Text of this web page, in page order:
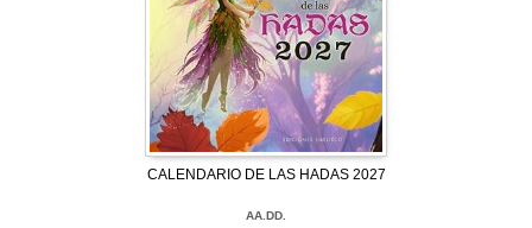
CALENDARIO DE LAS HADAS 2027
AA.DD.